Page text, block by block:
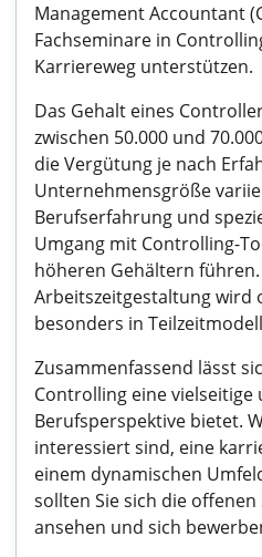
Management Accountant
Fachseminare in
Karriereweg unterstützen.
Das Gehalt eines
zwischen 50.000 und
die Vergütung je nach
Unternehmensgröße
Berufserfahrung und
Umgang mit Controlling-
höheren Gehältern
Arbeitszeitgestaltung wird
besonders in
Zusammenfassend lässt
Controlling eine
Berufsperspektive bietet.
interessiert sind, eine
einem dynamischen
sollten Sie sich die
ansehen und sich